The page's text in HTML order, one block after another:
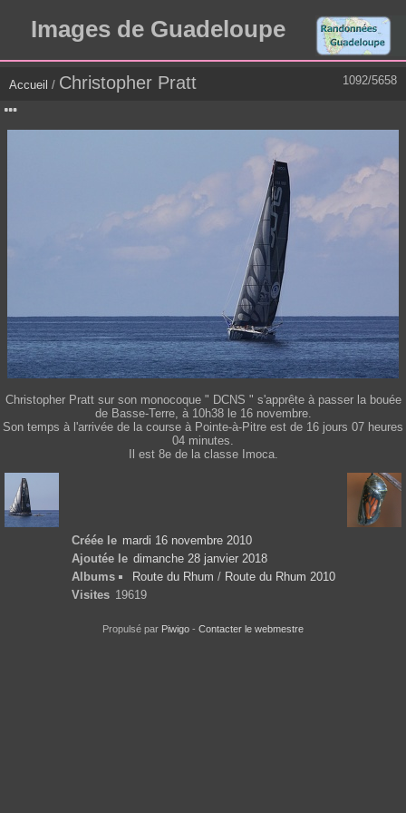
Images de Guadeloupe
1092/5658
Accueil / Christopher Pratt
Christopher Pratt sur son monocoque " DCNS " s'apprête à passer la bouée
de Basse-Terre, à 10h38 le 16 novembre.
Son temps à l'arrivée de la course à Pointe-à-Pitre est de 16 jours 07 heures
04 minutes.
Il est 8e de la classe Imoca.
Créée le mardi 16 novembre 2010
Ajoutée le dimanche 28 janvier 2018
Albums
Route du Rhum / Route du Rhum 2010
Visites 19619
Propulsé par Piwigo - Contacter le webmestre